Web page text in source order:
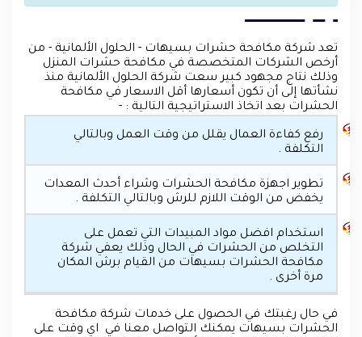
تعد شركة مكافحة حشرات بسيهات - الحلول الألمانية - من
أرخص الشركات المتخصصة في مكافحة حشرات المنزل
وذلك نتاج مجهود كبير سعت شركة الحلول الألمانية منذ
نشأتها إلى أن تكون أسعارها أقل الاسعار في مكافحة
الحشرات بعد اتخاذ الاستراتيجية التالية : -
رفع كفاءة العمال يقلل من وقت العمل وبالتالي
التكلفة .
تطوير اجهزة مكافحة الحشرات وشراء أحدث المعدات
يخفض من الوقت اللازم للرش وبالتالي التكلفة .
استخدام افضل مواد المبيدات التي تعمل على
التخلص من الحشرات في الحال وذلك يعفي شركة
مكافحة الحشرات بسيهات من القيام برش المكان
مرة أخرى .
في حال رغبتك في الحصول على خدمات شركة مكافحة
الحشرات بسيهات يمكنك التواصل معنا في اي وقت على